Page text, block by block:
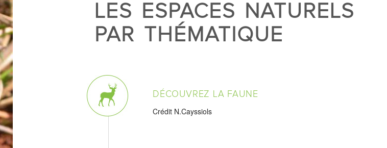
LES ESPACES NATURELS
PAR THÉMATIQUE
DÉCOUVREZ LA FAUNE
Crédit N.Cayssiols